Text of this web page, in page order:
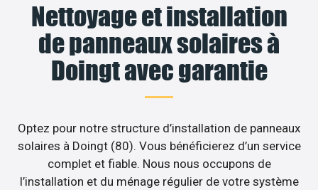
Nettoyage et installation
de panneaux solaires à
Doingt avec garantie
Optez pour notre structure d’installation de panneaux
solaires à Doingt (80). Vous bénéficierez d’un service
complet et fiable. Nous nous occupons de
l’installation et du ménage régulier de votre système